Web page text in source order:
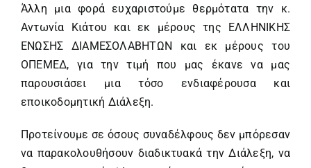
Άλλη μια φορά ευχαριστούμε θερμότατα την κ.
Αντωνία Κιάτου και εκ μέρους της ΕΛΛΗΝΙΚΗΣ
ΕΝΩΣΗΣ ΔΙΑΜΕΣΟΛΑΒΗΤΩΝ και εκ μέρους του
ΟΠΕΜΕΔ, για την τιμή που μας έκανε να μας
παρουσιάσει μια τόσο ενδιαφέρουσα και
εποικοδομητική Διάλεξη.
Προτείνουμε σε όσους συναδέλφους δεν μπόρεσαν
να παρακολουθήσουν διαδικτυακά την Διάλεξη, να